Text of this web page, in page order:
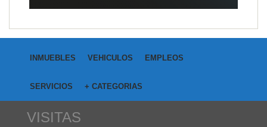
INMUEBLES VEHICULOS EMPLEOS
SERVICIOS + CATEGORIAS
VISITAS